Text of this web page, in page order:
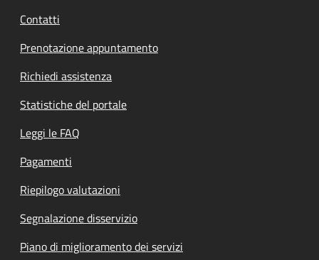
Contatti
Prenotazione appuntamento
Richiedi assistenza
Statistiche del portale
Leggi le FAQ
Pagamenti
Riepilogo valutazioni
Segnalazione disservizio
Piano di miglioramento dei servizi